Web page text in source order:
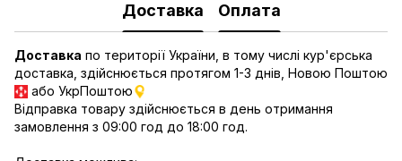
Доставка Оплата
Доставка по території України, в тому числі кур'єрська
доставка, здійснюється протягом 1-3 днів, Новою Поштою
або УкрПоштою
Відправка товару здійснюється в день отримання
замовлення з 09:00 год до 18:00 год.